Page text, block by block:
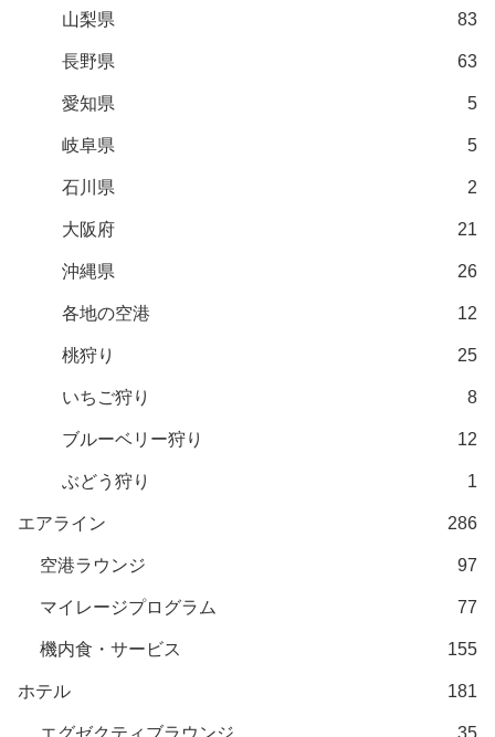
山梨県 83
長野県 63
愛知県 5
岐阜県 5
石川県 2
大阪府 21
沖縄県 26
各地の空港 12
桃狩り 25
いちご狩り 8
ブルーベリー狩り 12
ぶどう狩り 1
エアライン 286
空港ラウンジ 97
マイレージプログラム 77
機内食・サービス 155
ホテル 181